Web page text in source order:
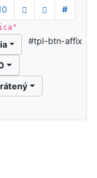
#
#tpl-btn-affix